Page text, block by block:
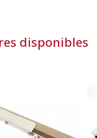
disponibles